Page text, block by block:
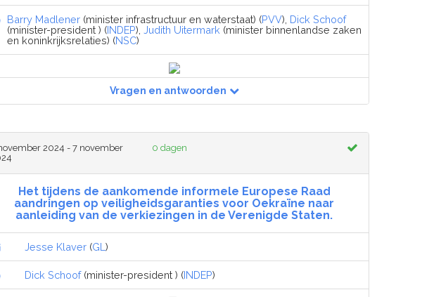
Barry Madlener (minister infrastructuur en waterstaat) (PVV), Dick Schoof
(minister-president ) (INDEP), Judith Uitermark (minister binnenlandse zaken
en koninkrijksrelaties) (NSC)
Vragen en antwoorden
2024 - 7 november
0 dagen
Het tijdens de aankomende informele Europese Raad
aandringen op veiligheidsgaranties voor Oekraïne naar
aanleiding van de verkiezingen in de Verenigde Staten.
Jesse Klaver (GL )
Dick Schoof(minister-president ) (INDEP)